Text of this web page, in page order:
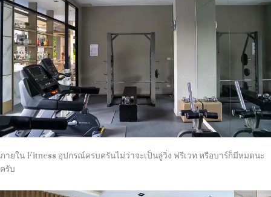
ภายใน Fitness อุปกรณ์ครบครันไม่ว่าจะเป็นลู่วิ่ง ฟรีเวท หรือบาร์ก็มีหมดนะ
ครับ